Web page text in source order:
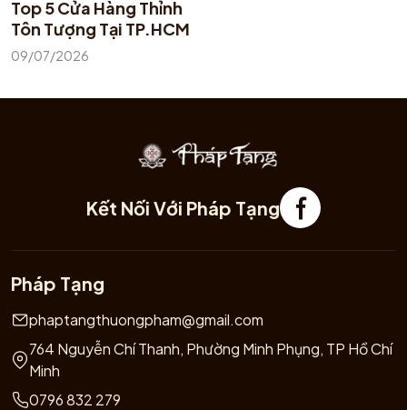
Top 5 Cửa Hàng Thỉnh
Tôn Tượng Tại TP.HCM
09/07/2026
Kết Nối Với Pháp Tạng
Pháp Tạng
phaptangthuongpham@gmail.com
764 Nguyễn Chí Thanh, Phường Minh Phụng, TP Hồ Chí
Minh
0796 832 279